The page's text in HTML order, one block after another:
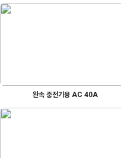
완속 충전기용 AC 40A